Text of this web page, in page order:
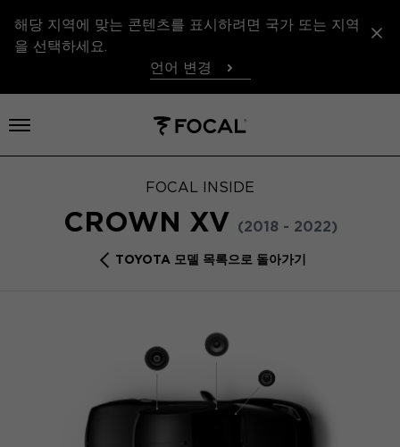
해당 지역에 맞는 콘텐츠를 표시하려면 국가 또는 지역
을 선택하세요.
언어 변경
메뉴 열기
FOCAL INSIDE
CROWN XV (2018 - 2022)
TOYOTA 모델 목록으로 돌아가기